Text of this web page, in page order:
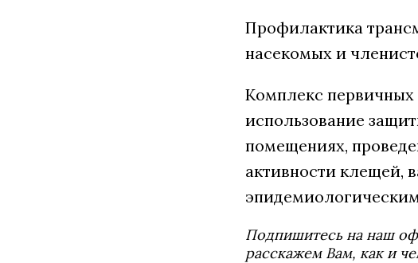
Профилактика
насекомых и
Комплекс
использование
помещениях,
активности клещей,
Подпишитесь на наш
расскажем Вам, как и